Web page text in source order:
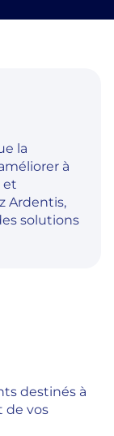
la
à
et
Ardentis,
solutions
destinés à
de vos